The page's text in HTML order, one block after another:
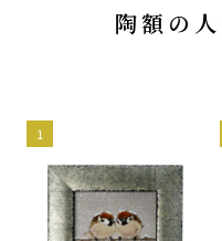
陶額の
1